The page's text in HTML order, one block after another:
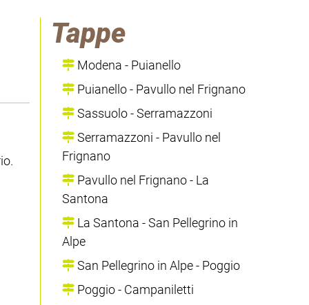
Tappe
Modena - Puianello
Puianello - Pavullo nel Frignano
Sassuolo - Serramazzoni
Serramazzoni - Pavullo nel
Frignano
Pavullo nel Frignano - La
Santona
La Santona - San Pellegrino in
Alpe
San Pellegrino in Alpe - Poggio
Poggio - Campaniletti